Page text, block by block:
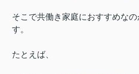
そこで共働き家庭におすすめな
す。
たとえば、